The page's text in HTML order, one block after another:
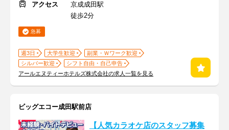
アクセス
京成成田駅
徒歩2分
急募
週3日 大学生歓迎
副業・Ｗワーク歓迎
シルバー歓迎
シフト自由・自己申告
アールエヌティーホテルズ株式会社の求人一覧を見る
ビッグエコー成田駅前店
【人気カラオケ店のスタッフ募集